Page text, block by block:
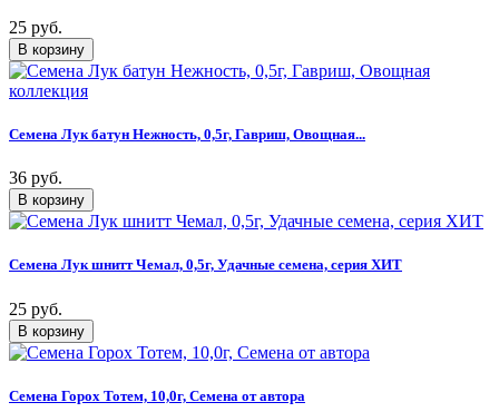
25 руб.
Семена Лук батун Нежность, 0,5г, Гавриш, Овощная...
36 руб.
Семена Лук шнитт Чемал, 0,5г, Удачные семена, серия ХИТ
25 руб.
Семена Горох Тотем, 10,0г, Семена от автора